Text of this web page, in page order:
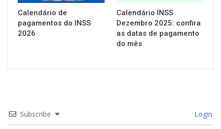
Calendário de
pagamentos do INSS
2026
Calendário INSS
Dezembro 2025: confira
as datas de pagamento
do mês
Subscribe Login